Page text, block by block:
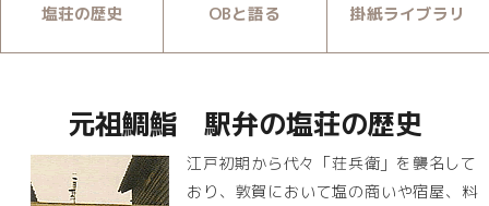
塩荘の歴史 OBと語る 掛紙ライブラリ
元祖鯛鮨 駅弁の塩荘の歴史
江戸初期から代々「荘兵衛」を襲名して
おり、敦賀において塩の商いや宿屋、料